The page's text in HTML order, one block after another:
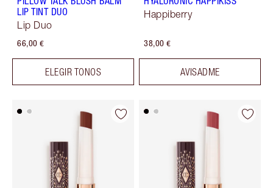
LIP TINT DUO
Lip Duo
66,00 €
ELEGIR TONOS
Happiberry
38,00 €
AVISADME